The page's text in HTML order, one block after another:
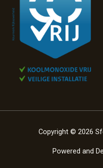
Copyright © 2026
Powered and